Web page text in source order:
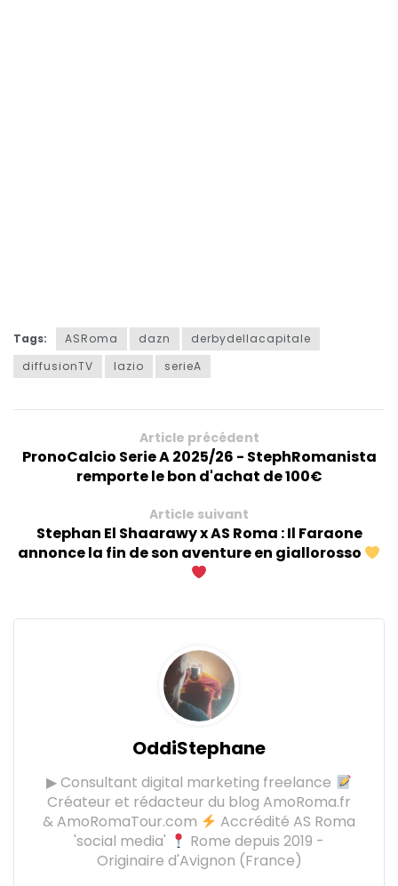
Tags: ASRoma dazn
derbydellacapitale
diffusionTV
lazio serieA
Article précédent
PronoCalcio Serie A 2025/26 - StephRomanista
remporte le bon d'achat de 100€
Article suivant
Stephan El Shaarawy x AS Roma : Il Faraone
annonce la fin de son aventure en giallorosso
OddiStephane
▶ Consultant digital marketing freelance
Créateur et rédacteur du blog AmoRoma.fr
& AmoRomaTour.com
Accrédité AS Roma
'social media'
Rome depuis 2019 -
Originaire d'Avignon (France)